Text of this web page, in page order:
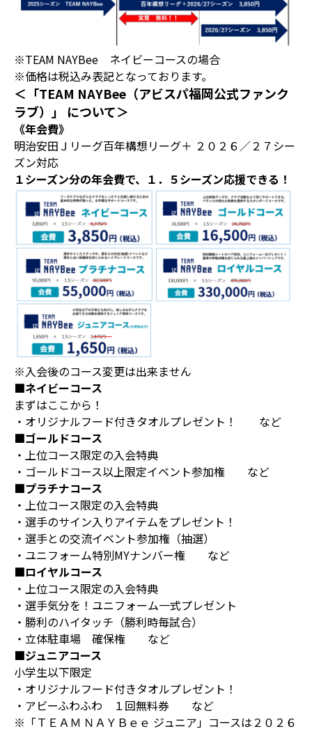
※TEAM NAYBee ネイビーコースの場合
※価格は税込み表記となっております。
＜「TEAM NAYBee（アビスパ福岡公式ファンク
ラブ）」 について＞
《年会費》
明治安田Ｊリーグ百年構想リーグ＋ ２０２６／２７シー
ズン対応
１シーズン分の年会費で、１．５シーズン応援できる！
※入会後のコース変更は出来ません
■ネイビーコース
まずはここから！
・オリジナルフード付きタオルプレゼント！ など
■ゴールドコース
・上位コース限定の入会特典
・ゴールドコース以上限定イベント参加権 など
■プラチナコース
・上位コース限定の入会特典
・選手のサイン入りアイテムをプレゼント！
・選手との交流イベント参加権（抽選）
・ユニフォーム特別MYナンバー権 など
■ロイヤルコース
・上位コース限定の入会特典
・選手気分を！ユニフォーム一式プレゼント
・勝利のハイタッチ（勝利時毎試合）
・立体駐車場 確保権 など
■ジュニアコース
小学生以下限定
・オリジナルフード付きタオルプレゼント！
・アビーふわふわ １回無料券 など
※「ＴＥＡＭ ＮＡＹＢｅｅ ジュニア」コースは２０２６